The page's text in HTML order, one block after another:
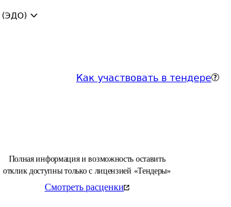
(ЭДО)
Как участвовать в тендере
Полная информация и возможность оставить
отклик доступны только с лицензией «Тендеры»
Смотреть расценки